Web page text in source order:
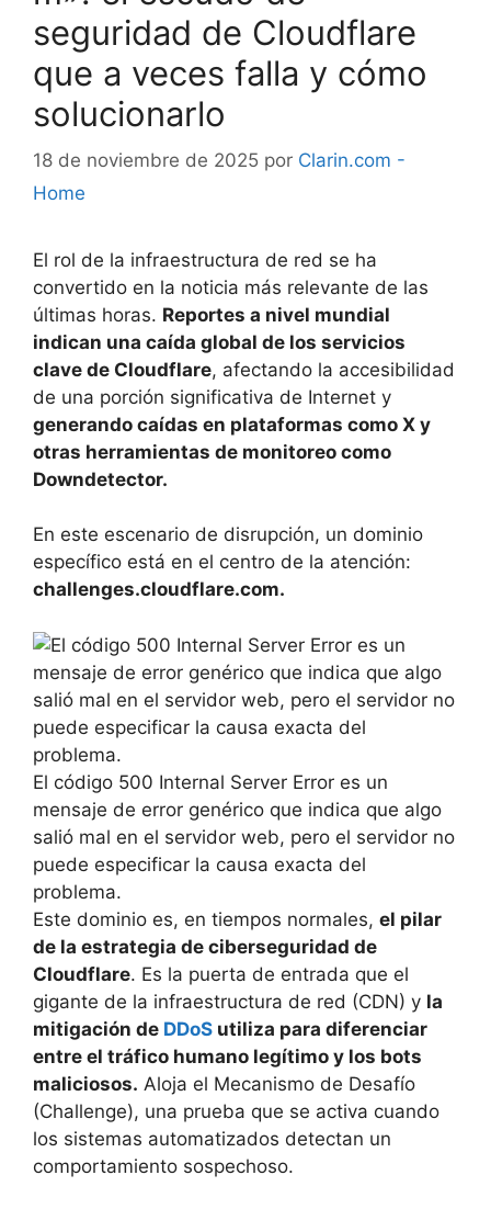
seguridad de Cloudflare
que a veces falla y cómo
solucionarlo
18 de noviembre de 2025 por Clarin.com -
Home
El rol de la infraestructura de red se ha
convertido en la noticia más relevante de las
últimas horas. Reportes a nivel mundial
indican una caída global de los servicios
clave de Cloudflare, afectando la accesibilidad
de una porción significativa de Internet y
generando caídas en plataformas como X y
otras herramientas de monitoreo como
Downdetector.
En este escenario de disrupción, un dominio
específico está en el centro de la atención:
challenges.cloudflare.com.
El código 500 Internal Server Error es un
mensaje de error genérico que indica que algo
salió mal en el servidor web, pero el servidor no
puede especificar la causa exacta del
problema.
Este dominio es, en tiempos normales, el pilar
de la estrategia de ciberseguridad de
Cloudflare. Es la puerta de entrada que el
gigante de la infraestructura de red (CDN) y la
mitigación de DDoS utiliza para diferenciar
entre el tráfico humano legítimo y los bots
maliciosos. Aloja el Mecanismo de Desafío
(Challenge), una prueba que se activa cuando
los sistemas automatizados detectan un
comportamiento sospechoso.